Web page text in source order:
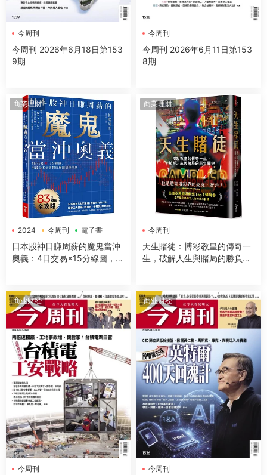
今周刊
今周刊 2026年6月18日第153
9期
今周刊
今周刊 2026年6月11日第153
8期
商業理財
2024 今周刊 電子書
日本股神日賺周薪的魔鬼當沖
奧義：4日交易×15分線圖，用
商業理財
今周刊
天生賭徒：博彩教皇的傳奇一
生，破解人生與賭局的勝負關
商业财经
今周刊
商业财经
今周刊